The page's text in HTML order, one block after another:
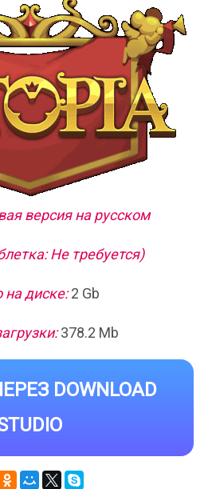
версия на русском
Не требуется)
на диске:2 Gb
378.2 Mb
DOWNLOAD